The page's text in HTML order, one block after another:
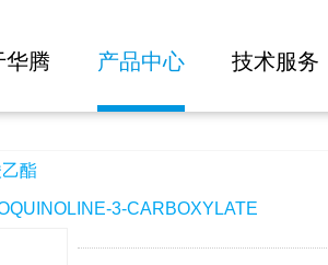
华腾 产品中心 技术服务
酯
3-CARBOXYLATE